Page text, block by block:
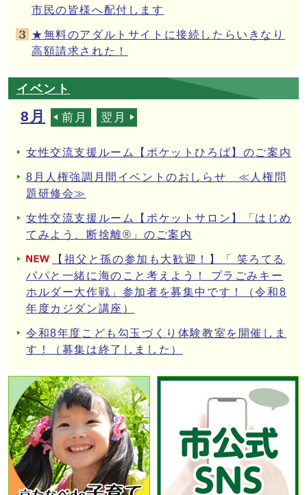
市民の皆様へ配付します
★無料のアダルトサイトに接続したらいきなり
高額請求された！
イベント
8月 前月 翌月
女性交流支援ルーム【ポケットひろば】のご案内
8月人権強調月間イベントのおしらせ ≪人権問
題研修会≫
女性交流支援ルーム【ポケットサロン】「はじめ
てみよう、断捨離®」のご案内
【祖父と孫の参加も大歓迎！】「 笑ろてる
パパと一緒に海のこと考えよう！ プラごみキー
ホルダー大作戦」参加者を募集中です！（令和8
年度カジダン講座）
令和8年度こども勾玉づくり体験教室を開催しま
す！（募集は終了しました）